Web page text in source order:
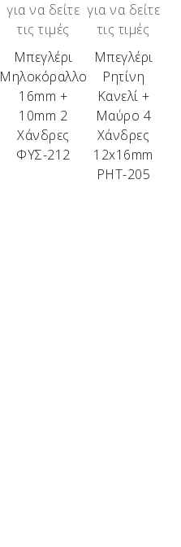
για να δείτε
τις τιμές
Μπεγλέρι
Μηλοκόραλλο
16mm +
10mm 2
Χάνδρες
ΦΥΣ-212
για να δείτε
τις τιμές
Μπεγλέρι
Ρητίνη
Κανελί +
Μαύρο 4
Χάνδρες
12x16mm
ΡΗΤ-205